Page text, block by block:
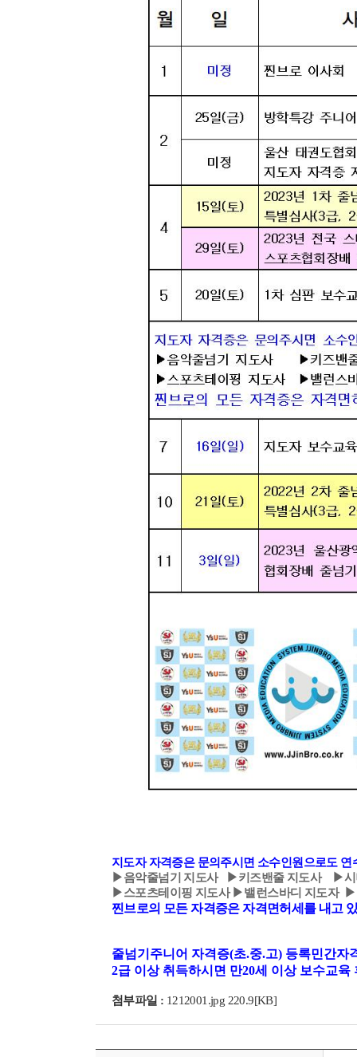
지도자 자격증은 문의주시면 소수인원으로도
▶음악줄넘기 지도사 ▶키즈밴줄 지도사 ▶
▶스포츠테이핑 지도사 ▶밸런스바디 지도자 ▶
찐브로의 모든 자격증은 자격면허세를 내고
줄넘기주니어 자격증(초.중.고) 등록민간자
2급 이상 취득하시면 만20세 이상 보수교
첨부파일 : 1212001.jpg 220.9[KB]